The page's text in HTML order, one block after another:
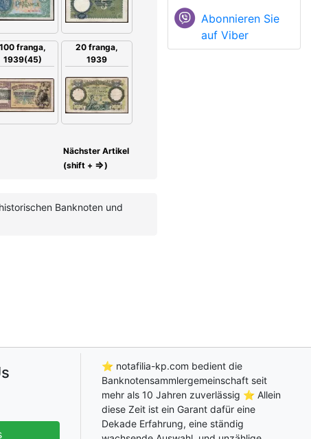
100 franga,
1939(45)
20 franga,
1939
Nächster Artikel
(shift + ⇒)
Banknoten und
Abonnieren Sie
auf Viber
⭐ notafilia-kp.com bedient die
Banknotensammlergemeinschaft seit
mehr als 10 Jahren zuverlässig ⭐ Allein
diese Zeit ist ein Garant dafür eine
Dekade Erfahrung, eine ständig